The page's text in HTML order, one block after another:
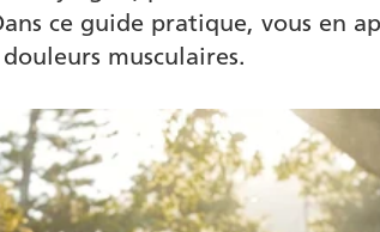
ce guide pratique, vous en
musculaires.